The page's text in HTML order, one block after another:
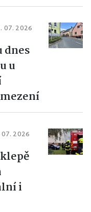
07. 2026
dnes
u
2026
i